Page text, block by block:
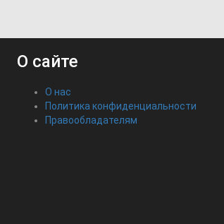
О сайте
О нас
Политика конфиденциальности
Правообладателям